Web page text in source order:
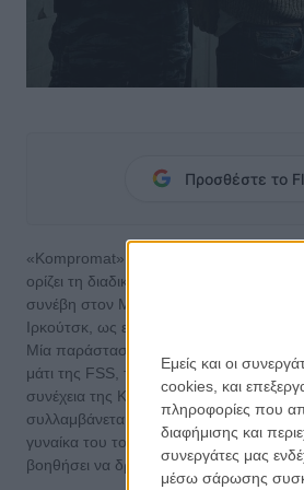
Εμείς και οι
cookies, και
πληροφορίες που
διαφήμισης και
συνεργάτες μας
μέσω σάρωσης
Προσθέστε το
«Kompromat» είναι η σκευωρία. Μία
ορίζει τη διαδικασία του να
συνέβη στον Ματιέ, έναν Γάλλο
Ιρκούτσκ, ως επικεφαλής της Alliance
Μία παράσταση μοντέρνου χορού που
μάτι της FSS, της Ομοσπονδιακής
συνέχεια της KGB). Σύντομα βρίσκεται
συλλαμβάνεται, προφυλακίζεται και
γυναίκα του τον εγκαταλείπει με την
βοηθήσει να δραπετεύσει και να